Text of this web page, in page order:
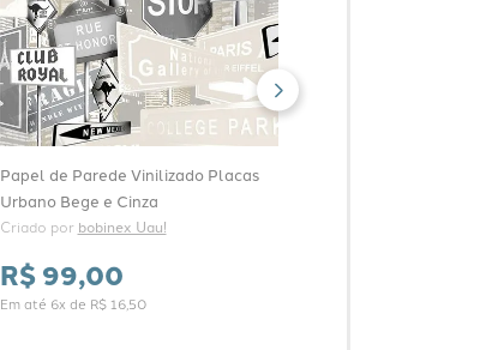
Papel de Parede Vinilizado Placas
Urbano Bege e Cinza
Criado por bobinex Uau!
R$ 99,00
Em até 6x de R$ 16,50